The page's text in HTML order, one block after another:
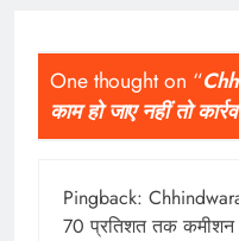
One thought on “
काम हो जाए नहीं तो
Pingback:
70 प्रतिशत तक